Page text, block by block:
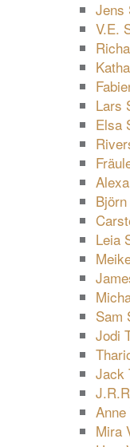
Jens
V.E.
Lars
Elsa
Leia
Sam
Jodi
Jack
Anne
Mira